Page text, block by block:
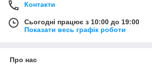
Контакти
Сьогодні працює з 10:00 до 19:00
Показати весь графік роботи
Про нас